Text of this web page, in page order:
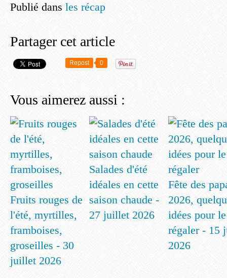
Publié dans les récap
Partager cet article
Repost 0
Vous aimerez aussi :
Fruits rouges de
l'été, myrtilles,
framboises,
groseilles - 30
juillet 2026
Salades d'été
idéales en cette
saison chaude -
27 juillet 2026
Fête des
2026,
idées pour le
régaler - 15
2026